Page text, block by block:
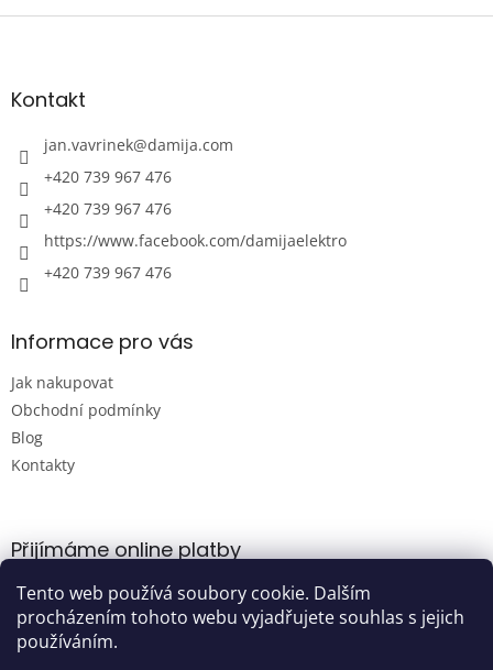
Tento web používá soubory cookie. Dalším
procházením tohoto webu vyjadřujete souhlas s jejich
používáním.
p
v
Z
aKontakt
jan.vavrinek@damija.com
+420 739 967 476
+420 739 967 476
https://www.facebook.com/damijaelektro
+420 739 967 476
Informace pro vás
Jak nakupovat
Obchodní podmínky
Blog
Kontakty
Přijímáme online platby